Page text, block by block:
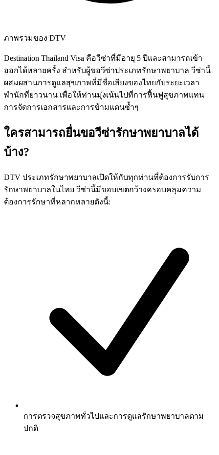
ภาพรวมของ DTV
Destination Thailand Visa คือวีซ่าที่มีอายุ 5 ปีและสามารถเข้า
ออกได้หลายครั้ง สำหรับผู้ขอวีซ่าประเภทรักษาพยาบาล วีซ่านี้
ผสมผสานการดูแลสุขภาพที่มีชื่อเสียงของไทยกับระยะเวลา
พำนักที่ยาวนาน เพื่อให้ท่านมุ่งเน้นไปที่การฟื้นฟูสุขภาพแทน
การจัดการเอกสารและการข้ามแดนซ้ำๆ
ใครสามารถยื่นขอวีซ่ารักษาพยาบาลได้
บ้าง?
DTV ประเภทรักษาพยาบาลเปิดให้กับทุกท่านที่ต้องการรับการ
รักษาพยาบาลในไทย วีซ่านี้มีขอบเขตกว้างครอบคลุมความ
ต้องการรักษาที่หลากหลายดังนี้:
การตรวจสุขภาพทั่วไปและการดูแลรักษาพยาบาลตาม
ปกติ